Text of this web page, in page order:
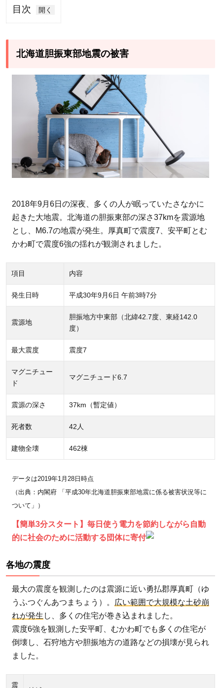
目次
1
海
胆
被
害
1.1
各地
の震
度
道
全
域
ブ
ラ
ッ
ア
ウ
2.1
大規
模停
電
（ブ
ラッ
北海道胆振東部地震の被害
2018年9月6日の深夜、多くの人が眠っていたさなかに
起きた大地震。北海道の胆振東部の深さ37kmを震源地
とし、M6.7の地震が発生。厚真町で震度7、安平町とむ
かわ町で震度6強の揺れが観測されました。
項目 内容
発生日時 平成30年9月6日 午前3時7分
震源地
胆振地方中東部（北緯42.7度、東経142.0
度）
最大震度 震度7
マグニチュー
ド
マグニチュード6.7
震源の深さ 37km（暫定値）
死者数 42人
建物全壊 462棟
データは2019年1月28日時点
（出典：内閣府 「平成30年北海道胆振東部地震に係る被害状況等に
ついて」）
【簡単3分スタート】毎日使う電力を節約しながら自動
的に社会のために活動する団体に寄付
各地の震度
最大の震度を観測したのは震源に近い勇払郡厚真町（ゆ
うふつぐんあつまちょう）。
広い範囲で大規模な土砂崩
れが発生 し、多くの住宅が巻き込まれました。
震度6強を観測した安平町、むかわ町でも多くの住宅が
倒壊し、石狩地方や胆振地方の道路などの損壊が見られ
ました。
震